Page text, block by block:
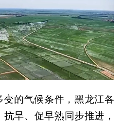
的气候条件，黑龙江各
旱、促早熟同步推进，